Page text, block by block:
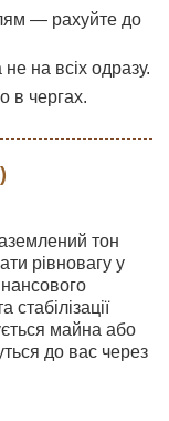
— рахуйте до
на всіх одразу.
в чергах.
тон
рівновагу у
майна або
до вас через